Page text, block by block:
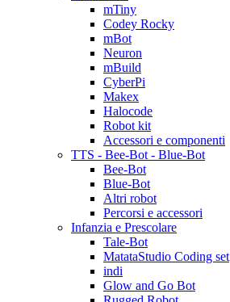
mTiny
Codey Rocky
mBot
Neuron
mBuild
CyberPi
Makex
Halocode
Robot kit
Accessori e componenti
TTS - Bee-Bot - Blue-Bot
Bee-Bot
Blue-Bot
Altri robot
Percorsi e accessori
Infanzia e Prescolare
Tale-Bot
MatataStudio Coding set
indi
Glow and Go Bot